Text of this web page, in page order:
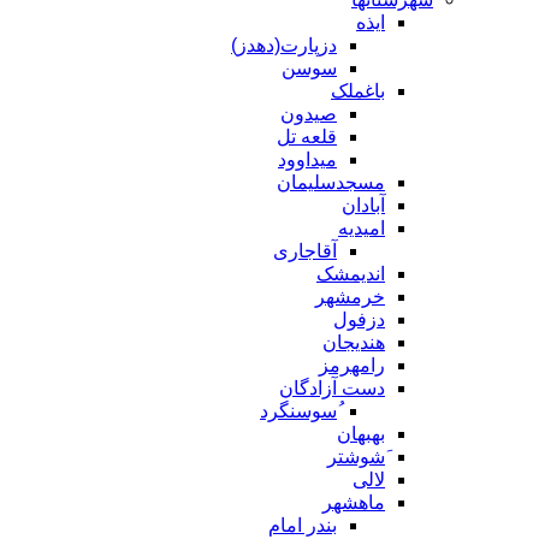
دزپارت(دهدز)
قلعه تل
میداوود
مسجدسلیمان
آقاجاری
اندیمشک
خرمشهر
هندیجان
رامهرمز
دست آزادگان
ُسوسنگرد
ماهشهر
بندر امام